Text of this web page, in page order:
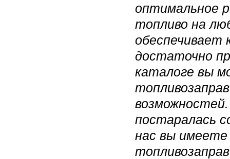
оптимальное
топливо на
обеспечивает
достаточно
каталоге вы
постаралась
нас вы имеете